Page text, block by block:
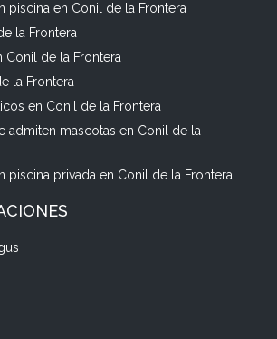
piscina en Conil de la Frontera
la Frontera
Conil de la Frontera
la Frontera
en Conil de la Frontera
admiten mascotas en Conil de la
piscina privada en Conil de la Frontera